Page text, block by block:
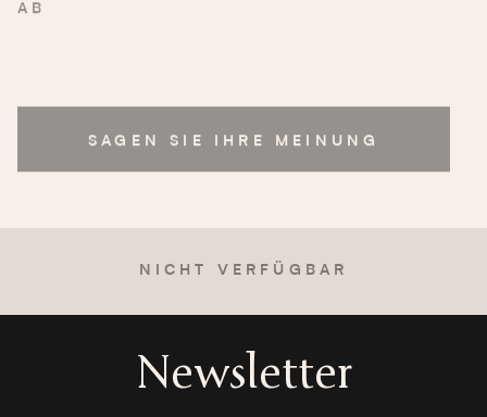
NICHT VERFÜGBAR
AB
SAGEN SIE IHRE MEINUNG
Newsletter